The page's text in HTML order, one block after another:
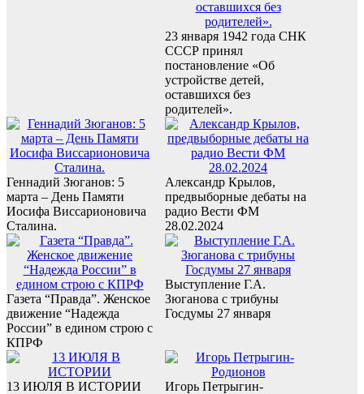
23 января 1942 года СНК
СССР принял
постановление «Об
устройстве детей,
оставшихся без
родителей».
Геннадий Зюганов: 5
марта – День Памяти
Иосифа Виссарионовича
Сталина.
Александр Крылов,
предвыборные дебаты на
радио Вести ФМ
28.02.2024
Газета “Правда”. Женское
движение “Надежда
России” в едином строю с
КПРФ
Выступление Г.А.
Зюганова с трибуны
Госдумы 27 января
13 ИЮЛЯ В ИСТОРИИ
Игорь Петрыгин-